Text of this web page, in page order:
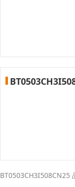
BT0503CH3I508CN25